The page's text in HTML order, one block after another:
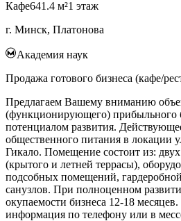
Кафе641.4 м²1 этаж
г. Минск, Платонова
Академия наук
Продажа готового бизнеса (кафе/
Предлагаем Вашему вниманию
(функционирующего) прибыльного
потенциалом развития.
общественного питания в локации
Гикало. Помещение состоит из:
(крытого и летней террасы),
подсобных помещений,
санузлов. При полноценном
окупаемости бизнеса 12-18
информация по телефону или в